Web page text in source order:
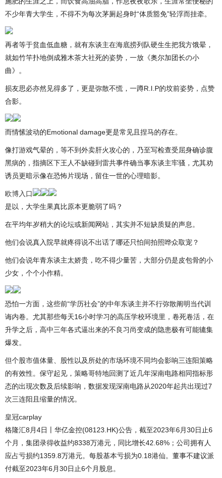
不少年青大学生，不得不为每次茅厕起身时“体质豁免”轻浮而挂牵。
再者等于贫血低血糖，就有东谈主在海底捞列队硬生生把我方饿晕，
就如竹竿扑地倒成雅木茶大社死的姿势，一放《奥尔加团长の小
曲》。
损友思必亦然见得多了，更是弥散不慌，一蹲R.I.P的坟前姿势，点赞
合影。
而情愫波动的Emotional damage更是常见且捏马的存在。
像打游戏气晕的，等不到外卖肝火攻心的，乃至写检查受屈身确诊腹
黑病的，指摘区下王人不缺碰到雷共事件确当事东谈主牢骚，尤其劝
诱员更暗示像在恐怖片现场，留住一世的心理暗影。
欧博入口
是以，大学生果真比原本更脆弱了吗？
在平均年岁稍大的论坛或新闻网站，其实并不短缺质疑的声息。
他们会说真入院早就疼得说不出话了哪还只怕间拍照哗众取宠？
他们会说年青东谈主太娇贵，吃不得少量苦，大部分仍是皮包骨的小
少女，个个小作精。
恐怕一方面，这些前“学历社会”的中年东谈主并不行弥散阐明当代训
诲内卷。尤其那些每天16小时学习的高压学校环境里，卷死卷活，在
升学之后，高中三年各式逼出来的不良习尚变成的隐患极有可能辘集
爆发。
但个股市值体量、股性以及所处的市场环境不同均会影响三连阳策略
的有效性。保守起见，策略哥特地回测了近几年深南电路相同指标形
态的出现次数及后续影响，数据发现深南电路从2020年起共出现过7
次三连阳且缩量的情况。
皇冠carplay
格隆汇8月4日丨华亿金控(08123.HK)公告，截至2023年6月30日止6
个月，集团录得收益约8338万港元，同比增长42.68%；公司拥有人
应占亏损约1359.8万港元。每股基本亏损为0.18港仙。董事不建议派
付截至2023年6月30日止6个月股息。